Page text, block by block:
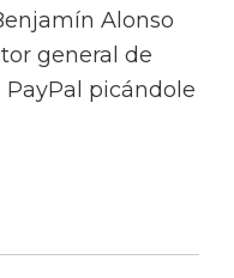
Alonso
general de
PayPal picándole